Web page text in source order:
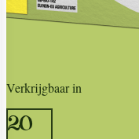
Verkrijgbaar in
20